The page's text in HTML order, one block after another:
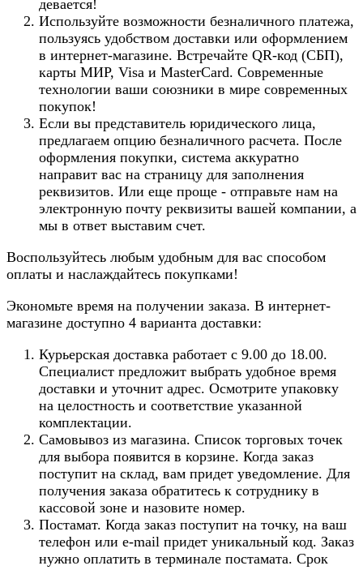
девается!
Используйте возможности безналичного платежа,
пользуясь удобством доставки или оформлением
в интернет-магазине. Встречайте QR-код (СБП),
карты МИР, Visa и MasterCard. Современные
технологии ваши союзники в мире современных
покупок!
Если вы представитель юридического лица,
предлагаем опцию безналичного расчета. После
оформления покупки, система аккуратно
направит вас на страницу для заполнения
реквизитов. Или еще проще - отправьте нам на
электронную почту реквизиты вашей компании, а
мы в ответ выставим счет.
Воспользуйтесь любым удобным для вас способом
оплаты и наслаждайтесь покупками!
Экономьте время на получении заказа. В интернет-
магазине доступно 4 варианта доставки:
Курьерская доставка работает с 9.00 до 18.00.
Специалист предложит выбрать удобное время
доставки и уточнит адрес. Осмотрите упаковку
на целостность и соответствие указанной
комплектации.
Самовывоз из магазина. Список торговых точек
для выбора появится в корзине. Когда заказ
поступит на склад, вам придет уведомление. Для
получения заказа обратитесь к сотруднику в
кассовой зоне и назовите номер.
Постамат. Когда заказ поступит на точку, на ваш
телефон или e-mail придет уникальный код. Заказ
нужно оплатить в терминале постамата. Срок